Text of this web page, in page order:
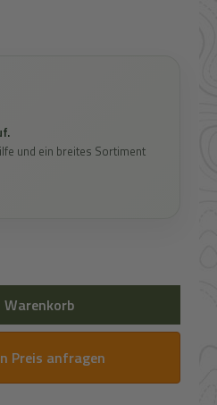
und ein breites Sortiment
benutze die Schaltflächen um die
Warenkorb
Preis anfragen